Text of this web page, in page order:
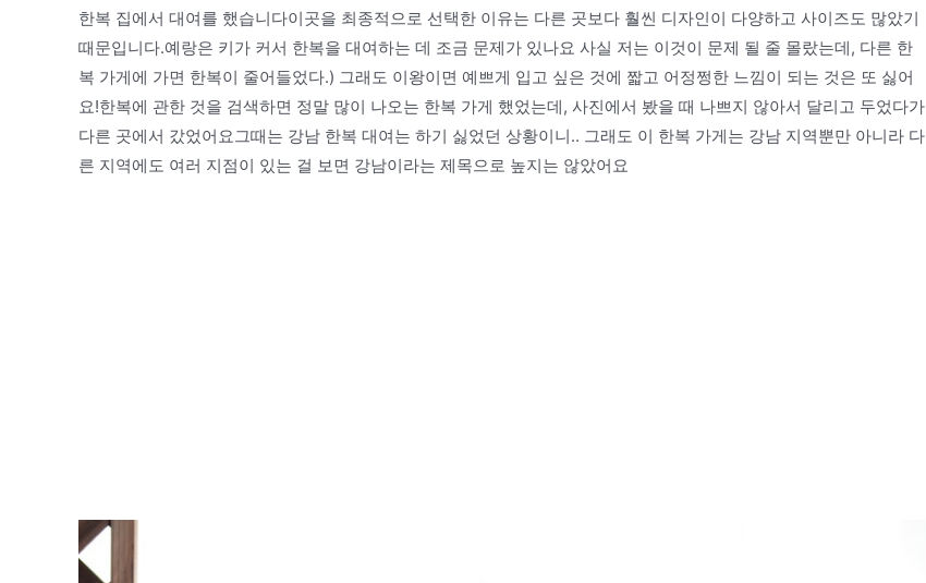
한복 집에서 대여를 했습니다이곳을 최종적으로 선택한 이유는 다른 곳보다 훨씬 디자인이 다양하고 사이즈도 많았기
때문입니다.예랑은 키가 커서 한복을 대여하는 데 조금 문제가 있나요 사실 저는 이것이 문제 될 줄 몰랐는데, 다른 한
복 가게에 가면 한복이 줄어들었다.) 그래도 이왕이면 예쁘게 입고 싶은 것에 짧고 어정쩡한 느낌이 되는 것은 또 싫어
요!한복에 관한 것을 검색하면 정말 많이 나오는 한복 가게 했었는데, 사진에서 봤을 때 나쁘지 않아서 달리고 두었다가
다른 곳에서 갔었어요그때는 강남 한복 대여는 하기 싫었던 상황이니.. 그래도 이 한복 가게는 강남 지역뿐만 아니라 다
른 지역에도 여러 지점이 있는 걸 보면 강남이라는 제목으로 높지는 않았어요